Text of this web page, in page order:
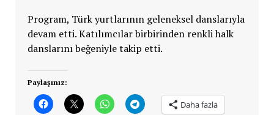
Program, Türk yurtlarının geleneksel danslarıyla
devam etti. Katılımcılar birbirinden renkli halk
danslarını beğeniyle takip etti.
Paylaşınız:
Daha fazla